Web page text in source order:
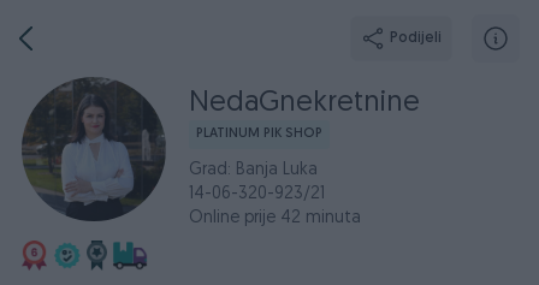
Podijeli
NedaGnekretnine
PLATINUM PIK SHOP
Grad: Banja Luka
14-06-320-923/21
Online prije 42 minuta